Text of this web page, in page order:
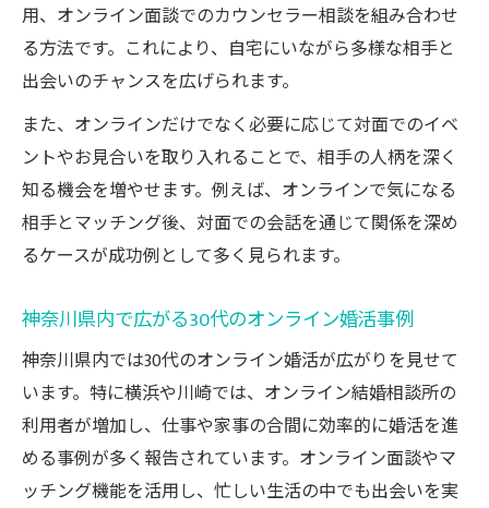
用、オンライン面談でのカウンセラー相談を組み合わせ
る方法です。これにより、自宅にいながら多様な相手と
出会いのチャンスを広げられます。
また、オンラインだけでなく必要に応じて対面でのイベ
ントやお見合いを取り入れることで、相手の人柄を深く
知る機会を増やせます。例えば、オンラインで気になる
相手とマッチング後、対面での会話を通じて関係を深め
るケースが成功例として多く見られます。
神奈川県内で広がる30代のオンライン婚活事例
神奈川県内では30代のオンライン婚活が広がりを見せて
います。特に横浜や川崎では、オンライン結婚相談所の
利用者が増加し、仕事や家事の合間に効率的に婚活を進
める事例が多く報告されています。オンライン面談やマ
ッチング機能を活用し、忙しい生活の中でも出会いを実